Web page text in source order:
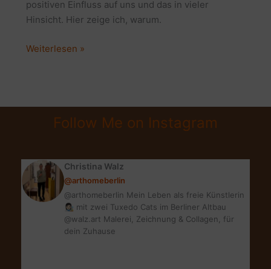
positiven Einfluss auf uns und das in vieler
Hinsicht. Hier zeige ich, warum.
Glücklicheres
5
Weiterlesen »
Follow Me on Instagram
Christina Walz
@arthomeberlin
@arthomeberlin Mein Leben als freie Künstlerin
👩🏻‍🎨 mit zwei Tuxedo Cats im Berliner Altbau
@walz.art Malerei, Zeichnung & Collagen, für
dein Zuhause